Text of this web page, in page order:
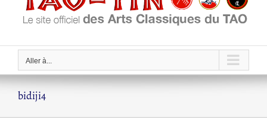
Aller à...
bidiji4